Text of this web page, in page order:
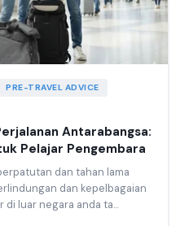
PRE-TRAVEL ADVICE
Antarabangsa:
Pelajar Pengembara
dan tahan lama
dan kepelbagaian
luar negara anda ta...